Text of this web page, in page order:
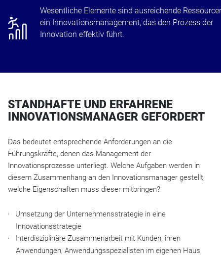
r
Wesentliche Elemente sind ausreichende
ein Innovationsmanagement, das den Prozess der
Innovation effektiv führt.
STANDHAFTE UND ERFAHRENE
INNOVATIONSMANAGER GEFORDERT
Das bedeutet entsprechende Anforderungen an die
Führungskräfte, denen das Management der
Innovationsprozesse unterliegt. Welche Aufgaben werden in
diesem Zusammenhang an den Innovationsmanager gestellt,
welche Eigenschaften muss dieser mitbringen?
Umsetzung der Unternehmensstrategie in eine
Innovationsstrategie
Interdisziplinäre Zusammenarbeit mit Kunden, ihren
Anwendungen, Anwendungsspezialisten im eigenen Haus,